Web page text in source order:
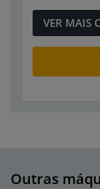
VER MAIS
Outras